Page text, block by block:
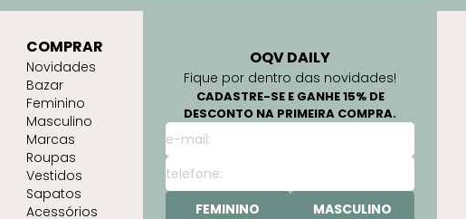
OQV DAILY
Fique por dentro das novidades!
CADASTRE-SE E GANHE 15% DE
DESCONTO NA PRIMEIRA COMPRA.
FEMININO MASCULINO
COMPRAR
Novidades
Bazar
Feminino
Masculino
Marcas
Roupas
Vestidos
Sapatos
Acessórios